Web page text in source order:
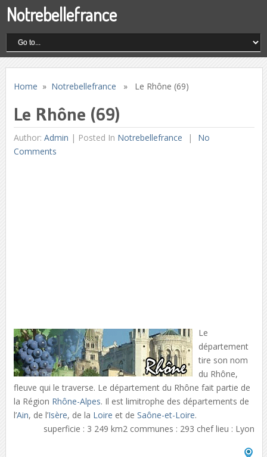
Notrebellefrance
Home » Notrebellefrance » Le Rhône (69)
Le Rhône (69)
Author: Admin | Posted In Notrebellefrance
No
Comments
Le
département
tire son nom
du Rhône,
fleuve qui le traverse. Le département du Rhône fait partie de
la Région Rhône-Alpes. Il est limitrophe des départements de
l’Ain, de l’Isère, de la Loire et de Saône-et-Loire.
superficie : 3 249 km2 communes : 293 chef lieu : Lyon